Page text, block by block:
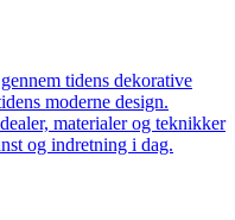
tidens dekorative
moderne design.
materialer og teknikker
og indretning i dag.